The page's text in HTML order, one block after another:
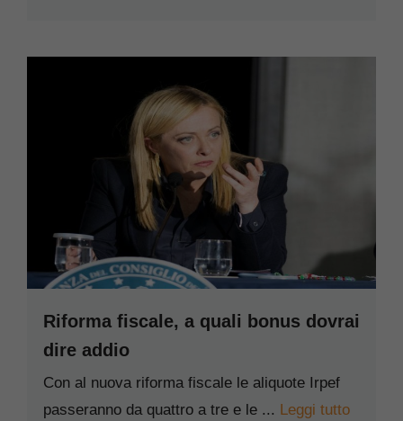
Riforma fiscale, a quali bonus dovrai
dire addio
Con al nuova riforma fiscale le aliquote Irpef
passeranno da quattro a tre e le ... Leggi tutto